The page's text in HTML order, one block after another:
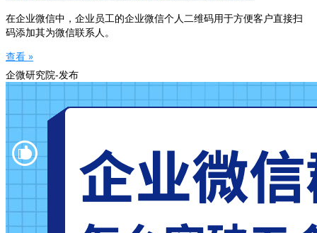
在企业微信中，企业员工的企业微信个人二维码用于方便客户直接扫
码添加其为微信联系人。
查看 »
企微研究院-发布